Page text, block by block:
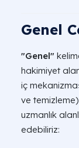
Genel
"Genel"
hakimiyet
iç
ve
uzmanlık
edebiliriz: